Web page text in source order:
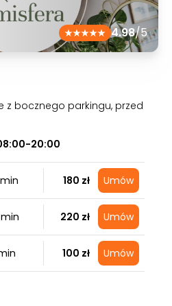
4.98/5
z bocznego parkingu, przed
20:00
180 zł Umów
220 zł Umów
100 zł Umów